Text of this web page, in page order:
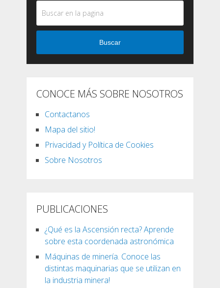
Buscar
CONOCE MÁS SOBRE NOSOTROS
Contactanos
Mapa del sitio!
Privacidad y Política de Cookies
Sobre Nosotros
PUBLICACIONES
¿Qué es la Ascensión recta? Aprende
sobre esta coordenada astronómica
Máquinas de minería. Conoce las
distintas maquinarias que se utilizan en
la industria minera!